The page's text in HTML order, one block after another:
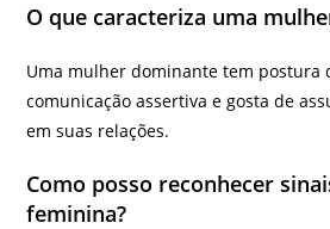
O que caracteriza uma
Uma mulher dominante tem postura
comunicação assertiva e gosta de
em suas relações.
Como posso reconhecer
feminina?